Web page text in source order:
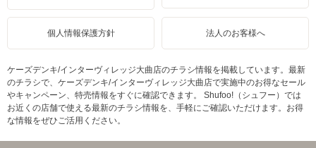
個人情報保護方針 法人のお客様へ
ケーズデンキ/インターヴィレッジ大曲店のチラシ情報を掲載しています。最新
のチラシで、ケーズデンキ/インターヴィレッジ大曲店で実施中のお得なセール
やキャンペーン、特売情報をすぐに確認できます。 Shufoo!（シュフー）では
お近くの店舗で使える最新のチラシ情報を、手軽にご確認いただけます。お得
な情報をぜひご活用ください。